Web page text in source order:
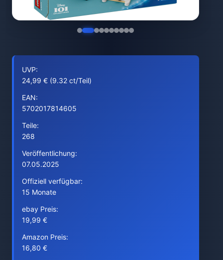
UVP:
24,99 € (9.32 ct/Teil)
EAN:
5702017814605
Teile:
268
Veröffentlichung:
07.05.2025
Offiziell verfügbar:
15 Monate
ebay Preis:
19,99 €
Amazon Preis:
16,80 €